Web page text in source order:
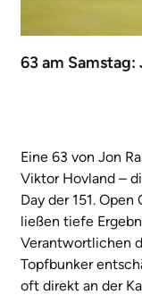
63 am Samstag:
Eine 63 von Jon
Viktor Hovland –
Day der 151.
ließen tiefe
Verantwortlichen
Topfbunker
oft direkt an der